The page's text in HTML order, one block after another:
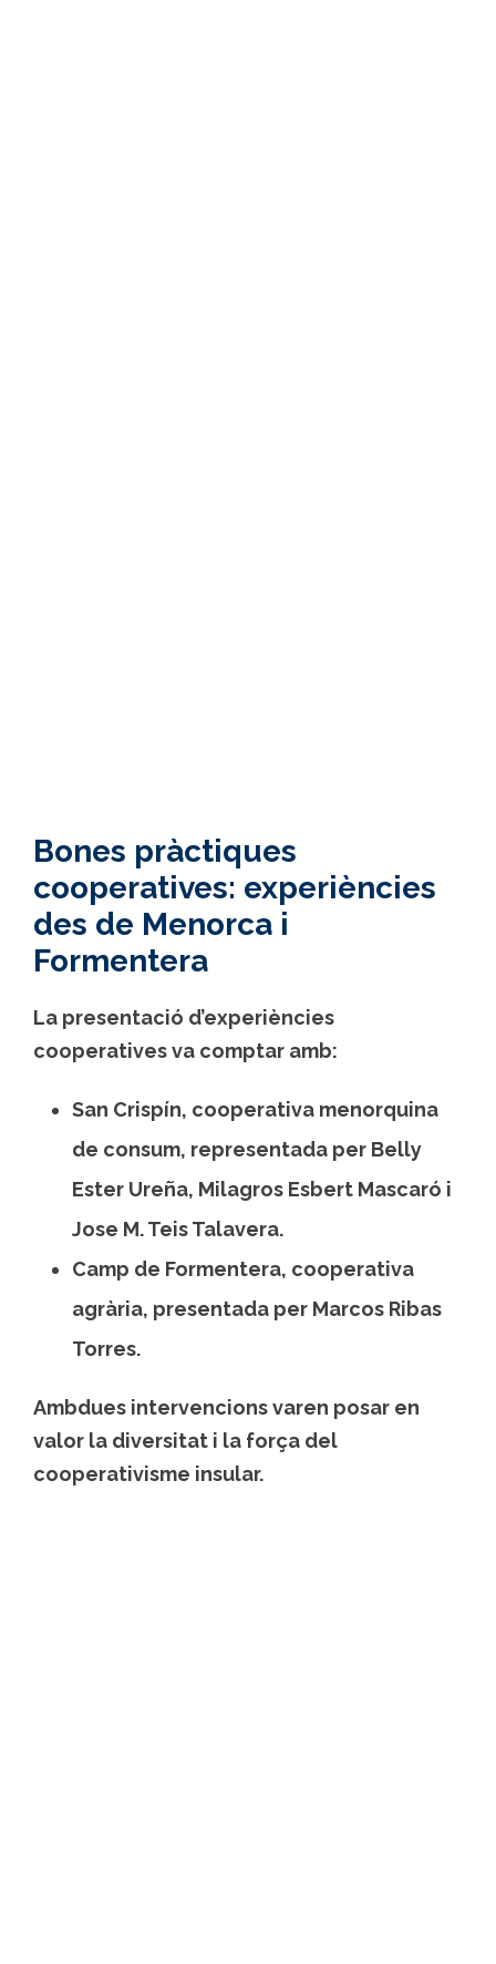
Bones pràctiques
cooperatives: experiències
des de Menorca i
Formentera
La presentació d’experiències
cooperatives va comptar amb:
San Crispín, cooperativa menorquina
de consum, representada per Belly
Ester Ureña, Milagros Esbert Mascaró i
Jose M. Teis Talavera.
Camp de Formentera, cooperativa
agrària, presentada per Marcos Ribas
Torres.
Ambdues intervencions varen posar en
valor la diversitat i la força del
cooperativisme insular.